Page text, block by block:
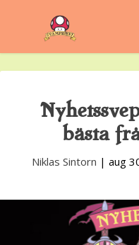
bästa
Niklas Sintorn | aug